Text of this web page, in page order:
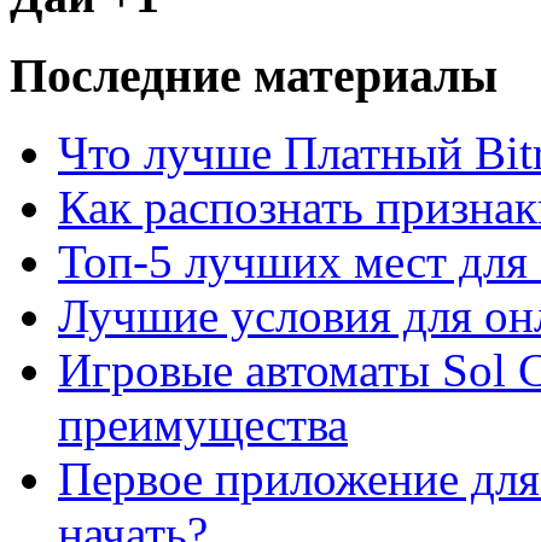
Последние материалы
Что лучше Платный
Как распознать
Топ-5 лучших мест для
Лучшие условия для
Игровые автоматы Sol
преимущества
Первое приложение